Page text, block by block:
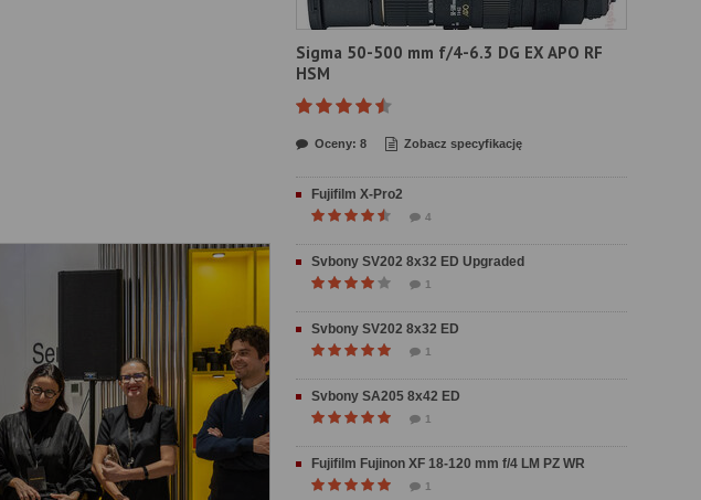
Sigma 50-500 mm f/4-6.3 DG EX APO RF
HSM
Oceny: 8 Zobacz specyfikację
Fujifilm X-Pro2
4
Svbony SV202 8x32 ED Upgraded
1
Svbony SV202 8x32 ED
1
Svbony SA205 8x42 ED
1
Fujifilm Fujinon XF 18-120 mm f/4 LM PZ WR
1